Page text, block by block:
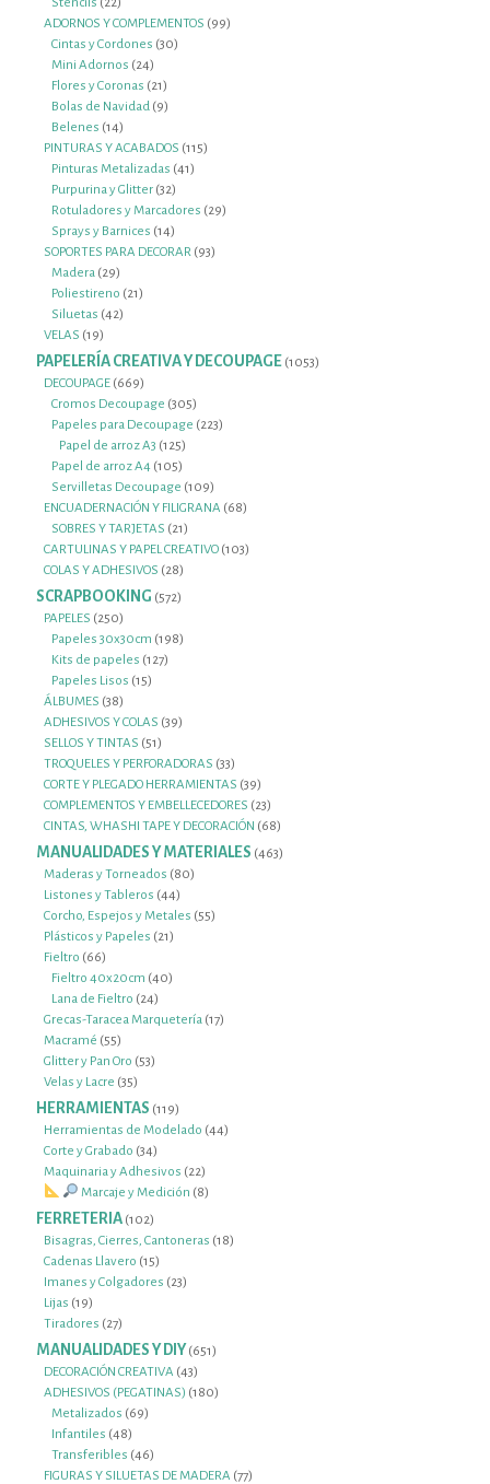
productos
ADORNOS Y COMPLEMENTOS 9999
Cintas y Cordones 3030
Mini Adornos 2424
productos
Flores y Coronas 2121
productos
Bolas de Navidad 99
Belenes 1414
productos
PINTURAS Y ACABADOS 115115
Pinturas Metalizadas 4141
Purpurina y Glitter 3232
productos
Rotuladores y Marcadores 2929
Sprays y Barnices 1414
productos
SOPORTES PARA DECORAR 9393
Madera 2929
productos
Poliestireno 2121
Siluetas 4242
VELAS 1919
productos
PAPELERÍA CREATIVA Y DECOUPAGE 10531053
DECOUPAGE 669669
productos
Cromos Decoupage 305305
productos
Papeles para Decoupage 223223
Papel de arroz A3 125125
productos
Papel de arroz A4 105105
productos
Servilletas Decoupage 109109
productos
ENCUADERNACIÓN Y FILIGRANA 6868
SOBRES Y TARJETAS 2121
productos
CARTULINAS Y PAPEL CREATIVO 103103
COLAS Y ADHESIVOS 2828
productos
SCRAPBOOKING 572572
PAPELES 250250
productos
Papeles 30x30cm 198198
Kits de papeles 127127
Papeles Lisos 1515
ÁLBUMES 3838
productos
ADHESIVOS Y COLAS 3939
SELLOS Y TINTAS 5151
productos
TROQUELES Y PERFORADORAS 3333
productos
CORTE Y PLEGADO HERRAMIENTAS 3939
productos
COMPLEMENTOS Y EMBELLECEDORES 2323
productos
CINTAS, WHASHI TAPE Y DECORACIÓN 6868
productos
MANUALIDADES Y MATERIALES 463463
Maderas y Torneados 8080
Listones y Tableros 4444
productos
Corcho, Espejos y Metales 5555
Plásticos y Papeles 2121
Fieltro 6666
productos
Fieltro 40x20cm 4040
Lana de Fieltro 2424
productos
Grecas-Taracea Marquetería 1717
Macramé 5555
productos
Glitter y Pan Oro 5353
Velas y Lacre 3535
productos
HERRAMIENTAS 119119
productos
Herramientas de Modelado 4444
Corte y Grabado 3434
productos
Maquinaria y Adhesivos 2222
productos
Marcaje y Medición 88
FERRETERIA 102102
productos
Bisagras, Cierres, Cantoneras 1818
Cadenas Llavero 1515
productos
Imanes y Colgadores 2323
Lijas 1919
productos
Tiradores 2727
productos
MANUALIDADES Y DIY 651651
DECORACIÓN CREATIVA 4343
productos
ADHESIVOS (PEGATINAS) 180180
Metalizados 6969
Infantiles 4848
productos
Transferibles 4646
productos
FIGURAS Y SILUETAS DE MADERA 7777